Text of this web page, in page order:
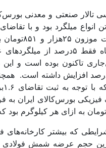
قیمت
تیرماه فقط ۵‌درصد از
تاکنون بوده است و
که بیشتر کارخانه‌‌‌های